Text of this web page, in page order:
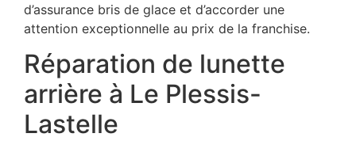
d’assurance bris de glace et d’accorder une
attention exceptionnelle au prix de la franchise.
Réparation de lunette
arrière à Le Plessis-
Lastelle